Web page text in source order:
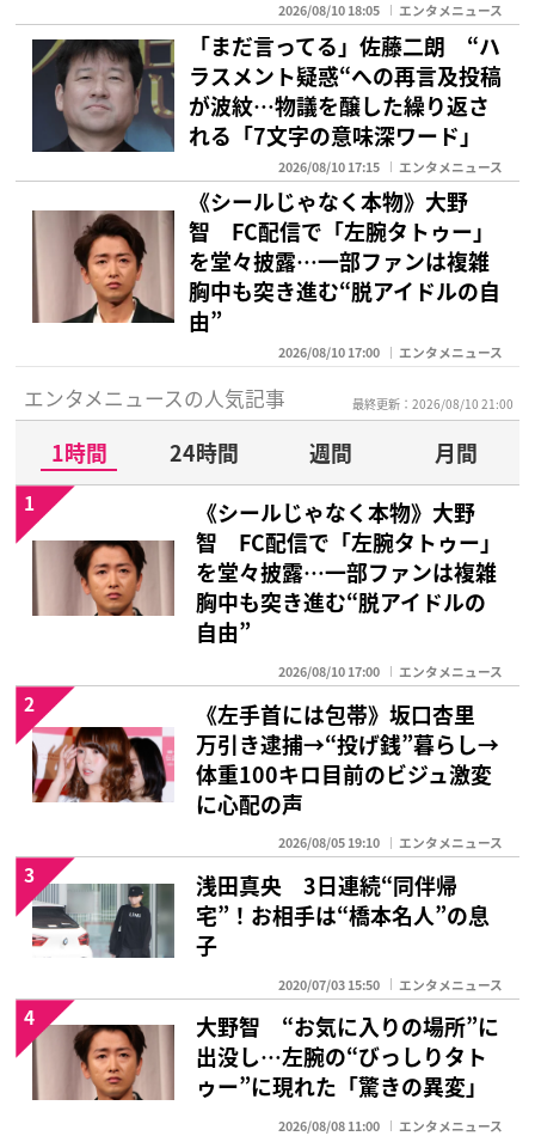
2026/08/10 18:05 エンタメニュース
「まだ言ってる」佐藤二朗 “ハ
ラスメント疑惑“への再言及投稿
が波紋…物議を醸した繰り返さ
れる「7文字の意味深ワード」
2026/08/10 17:15 エンタメニュース
《シールじゃなく本物》大野
智 FC配信で「左腕タトゥー」
を堂々披露…一部ファンは複雑
胸中も突き進む“脱アイドルの自
由”
2026/08/10 17:00 エンタメニュース
エンタメニュースの人気記事 最終更新：2026/08/10 21:00
1時間 24時間 週間
月間
《シールじゃなく本物》大野
智 FC配信で「左腕タトゥー」
を堂々披露…一部ファンは複雑
胸中も突き進む“脱アイドルの
自由”
2026/08/10 17:00 エンタメニュース
1
《左手首には包帯》坂口杏里
万引き逮捕→“投げ銭”暮らし→
体重100キロ目前のビジュ激変
に心配の声
2026/08/05 19:10 エンタメニュース
2
浅田真央 3日連続“同伴帰
宅”！お相手は“橋本名人”の息
子
2020/07/03 15:50 エンタメニュース
3
大野智 “お気に入りの場所”に
出没し…左腕の“びっしりタト
ゥー”に現れた「驚きの異変」
2026/08/08 11:00 エンタメニュース
4